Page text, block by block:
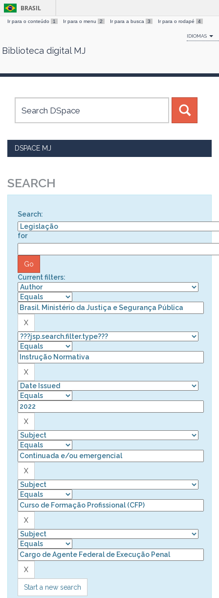
Skip
BRASIL
Ir para o conteúdo 1 Ir para o menu 2 Ir para a busca 3 Ir para o rodapé 4
IDIOMAS
Biblioteca digital MJ
DSPACE MJ
SEARCH
Search:
for
Current filters:
Start a new search